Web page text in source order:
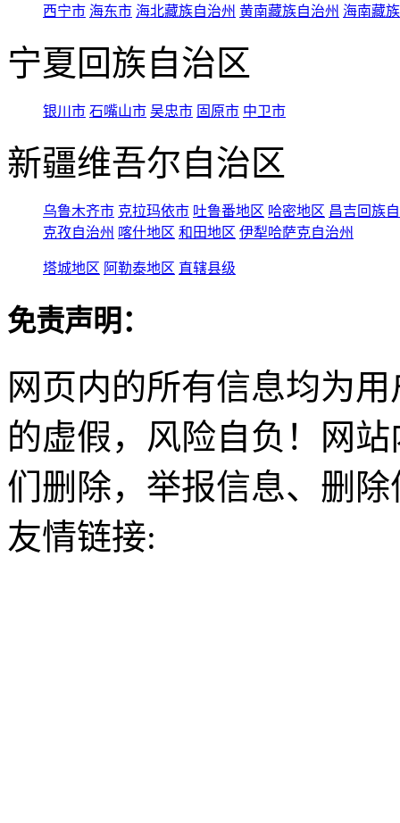
西宁市 海东市 海北藏族自治州 黄南藏族自治州 海南藏
宁夏回族自治区
银川市 石嘴山市 吴忠市 固原市 中卫市
新疆维吾尔自治区
乌鲁木齐市 克拉玛依市 吐鲁番地区 哈密地区 昌吉回族
克孜自治州 喀什地区 和田地区 伊犁哈萨克自治州
塔城地区 阿勒泰地区 直辖县级
免责声明：
网页内的所有信息均为
的虚假，风险自负！网
们删除，举报信息、删
友情链接: